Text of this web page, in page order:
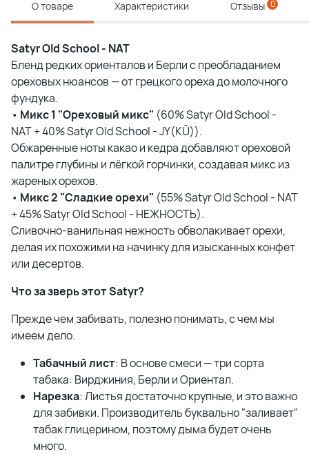
О товаре Характеристики Отзывы 0
Satyr Old School - NAT
Бленд редких ориенталов и Берли с преобладанием
ореховых нюансов — от грецкого ореха до молочного
фундука.
• Микс1 "Ореховый микс" (60% Satyr Old School -
NAT + 40% Satyr Old School - JY(KŪ)).
Обжаренные ноты какао и кедра добавляют ореховой
палитре глубины и лёгкой горчинки, создавая микс из
жареных орехов.
• Микс2 "Сладкиеорехи" (55% Satyr Old School - NAT
+ 45% Satyr Old School - НЕЖНОСТЬ).
Сливочно-ванильная нежность обволакивает орехи,
делая их похожими на начинку для изысканных конфет
или десертов.
Что за зверь этот Satyr?
Прежде чем забивать, полезно понимать, с чем мы
имеем дело.
Табачный лист: В основе смеси — три сорта
табака: Вирджиния, Берли и Ориентал.
Нарезка: Листья достаточно крупные, и это важно
для забивки. Производитель буквально "заливает"
табак глицерином, поэтому дыма будет очень
много.